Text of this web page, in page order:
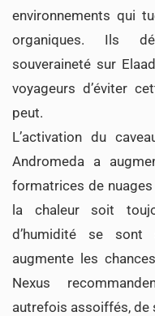
environnements qui
organiques. Ils
souveraineté sur
voyageurs d’éviter
peut.
L’activation du
Andromeda a
formatrices de nuages
la chaleur soit
d’humidité se sont
augmente les
Nexus
autrefois assoiffés, de